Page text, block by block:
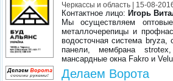
Черкассы и область| 15-08-
Контактное лицо: Игорь
Мы осуществляем
металлочерепицы и
водосточная система
панели, мембрана
мансардные окна Fakro и
Делаем Ворота